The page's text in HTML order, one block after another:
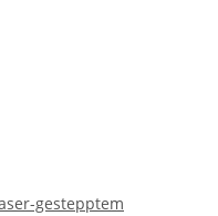
gestepptem